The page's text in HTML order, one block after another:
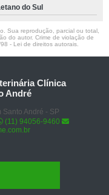
do Sul
Sua reprodução, parcial ou total,
do autor. Crime de violação de
- Lei de direitos autorais
Clínica
André
André - SP
(11) 94056-9460